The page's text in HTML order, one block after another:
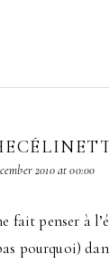
2010 at 00:00
fait penser à
pourquoi)